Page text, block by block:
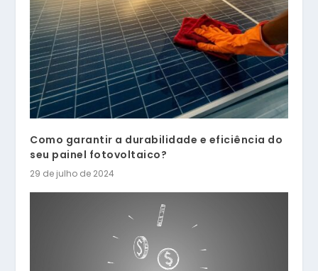
Como garantir a durabilidade e eficiência do
seu painel fotovoltaico?
29 de julho de 2024